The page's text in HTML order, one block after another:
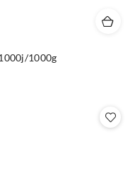
1000g